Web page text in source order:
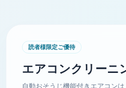
読者様限定ご優待
エアコンクリーニ
自動おそうじ機能付きエアコン